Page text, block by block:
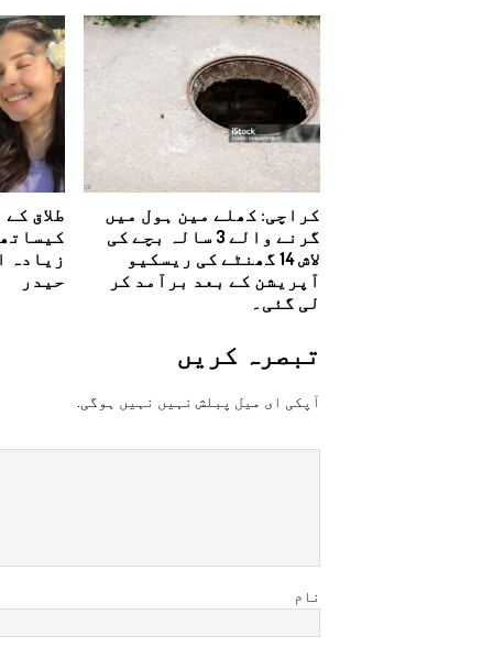
کراچی: کھلے مین ہول میں
گرنے والے 3 سالہ بچے کی
لاش 14 گھنٹے کی ریسکیو
آپریشن کے بعد برآمد کر
لی گئی۔
طلاق
زیادہ
حیدر
تبصرہ کريں
آپکی ای ميل پبلش نہيں نہيں ہوگی.
نام